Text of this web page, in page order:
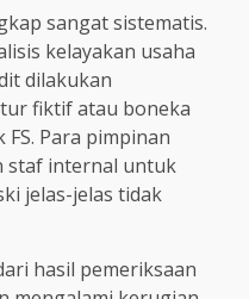
sangat sistematis.
kelayakan usaha
dilakukan
fiktif atau boneka
Para pimpinan
staf internal untuk
jelas-jelas tidak
hasil pemeriksaan